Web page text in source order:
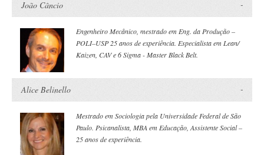
João Câncio
Engenheiro Mecânico, mestrado em Eng. da Produção –
POLI–USP 25 anos de experiência. Especialista em Lean/
Kaizen, CAV e 6 Sigma - Master Black Belt.
Alice Belinello
Mestrado em Sociologia pela Universidade Federal de São
Paulo. Psicanalista, MBA em Educação, Assistente Social –
25 anos de experiência.